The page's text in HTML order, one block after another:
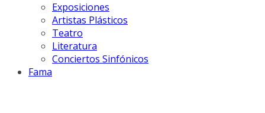
Exposiciones
Artistas Plásticos
Teatro
Literatura
Conciertos Sinfónicos
Fama